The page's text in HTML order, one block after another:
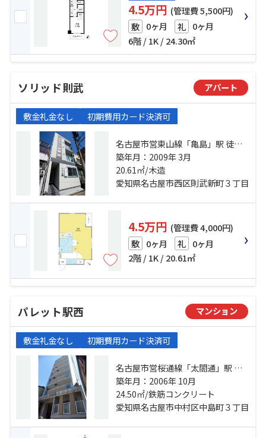
4.5万円 (管理費 5,500円)
敷 0ヶ月 礼 0ヶ月
6階 / 1K / 24.30㎡
ソリッド則武 アパート
敷金礼金なし 初期費用カード決済可
名古屋市営東山線「亀島」駅 徒歩4
分 名鉄名古屋本線「栄生」駅 徒歩
10分 東海道本線「名古屋」駅 徒歩
16分
築年月：2009年 3月
20.61㎡/木造
愛知県名古屋市西区則武新町３丁目
4.5万円 (管理費 4,000円)
敷 0ヶ月 礼 0ヶ月
2階 / 1K / 20.61㎡
パレット駅西 マンション
敷金礼金なし 初期費用カード決済可
名古屋市営桜通線「太閤通」駅 徒
歩7分 名古屋市営東山線「中村日
赤」駅 徒歩11分 名古屋市営東山線
「名古屋」駅 徒歩15分
築年月：2006年 10月
24.50㎡/鉄筋コンクリート
愛知県名古屋市中村区中島町３丁目